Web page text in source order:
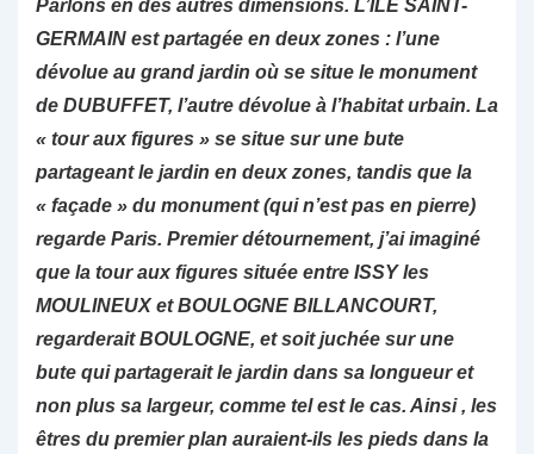
Parlons en des autres dimensions. L’ILE SAINT-
GERMAIN est partagée en deux zones : l’une
dévolue au grand jardin où se situe le monument
de DUBUFFET, l’autre dévolue à l’habitat urbain. La
« tour aux figures » se situe sur une bute
partageant le jardin en deux zones, tandis que la
« façade » du monument (qui n’est pas en pierre)
regarde Paris. Premier détournement, j’ai imaginé
que la tour aux figures située entre ISSY les
MOULINEUX et BOULOGNE BILLANCOURT,
regarderait BOULOGNE, et soit juchée sur une
bute qui partagerait le jardin dans sa longueur et
non plus sa largeur, comme tel est le cas. Ainsi , les
êtres du premier plan auraient-ils les pieds dans la